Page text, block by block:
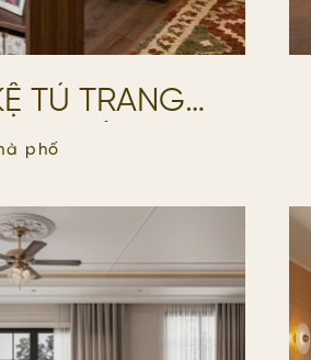
TỦ TRANG
– BÀN
phố